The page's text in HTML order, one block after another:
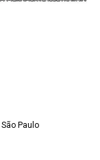
São Paulo